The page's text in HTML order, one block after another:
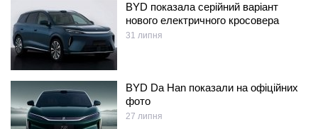
BYD показала серійний варіант
нового електричного кросовера
31 липня
BYD Da Han показали на офіційних
фото
27 липня